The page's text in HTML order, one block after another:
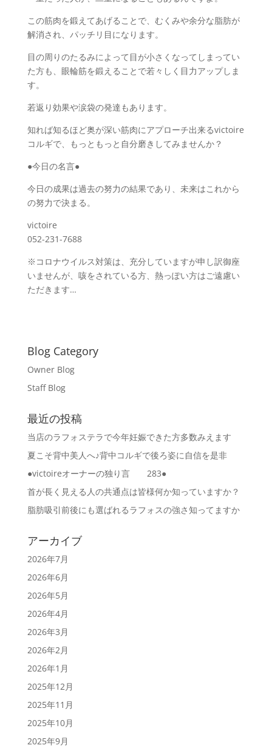
この筋肉を鍛えてあげることで、むくみや余分な脂肪が
解消され、パッチリ目になります。
目の周りのたるみによって目が小さくなってしまってい
た方も、眼輪筋を鍛えることで若々しく目力アップしま
す。
若返り効果や涙袋の発達もあります。
知れば知るほど奥が深い筋肉にアプローチ出来るvictoire
コルギで、もっともっと自分磨きしてみませんか？
●今日の名言●
今日の成果は過去の努力の結果であり、未来はこれから
の努力で決まる。
victoire
052-231-7688
※コロナウイルス対策は、充分していますが申し訳御座
いませんが、咳をされている方、熱っぽい方はご遠慮い
ただきます…
Blog Category
Owner Blog
Staff Blog
最近の投稿
当店のラフォステラで今年妊娠できた方多数みえます
夏こそ背中美人へ♪背中コルギで後ろ姿に自信を是非
●victoireオーナーの独り言 283●
首が長く見える人の共通点は皆様何か知っていますか？
脂肪吸引前後にも選ばれるラフォスの強さ知ってますか
アーカイブ
2026年7月
2026年6月
2026年5月
2026年4月
2026年3月
2026年2月
2026年1月
2025年12月
2025年11月
2025年10月
2025年9月